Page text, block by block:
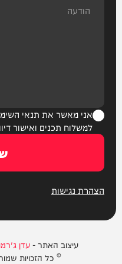
אני מאשר את תנאי
למשלוח תכנים ואישור
הצהרת נגישות
עיצוב האתר -עדן
© כל הזכויות